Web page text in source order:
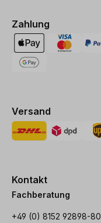
Zahlung
Versand
Kontakt
Fachberatung
+49 (0) 8152 92898-80